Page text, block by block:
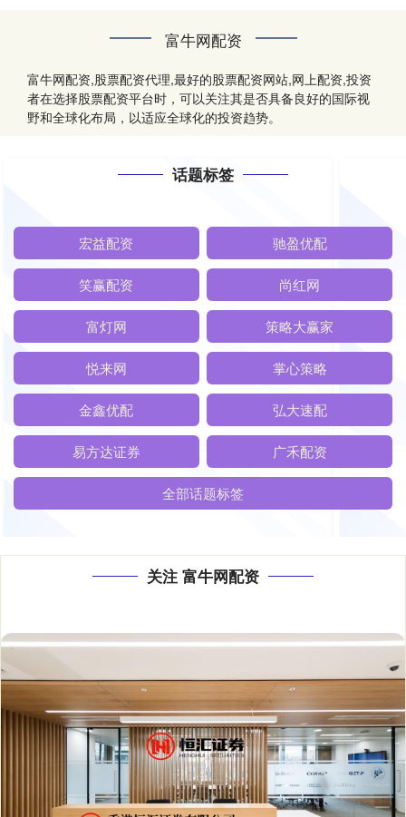
富牛网配资
富牛网配资,股票配资代理,最好的股票配资网站,网上配资,投资
者在选择股票配资平台时，可以关注其是否具备良好的国际视
野和全球化布局，以适应全球化的投资趋势。
话题标签
宏益配资 驰盈优配
笑赢配资 尚红网
富灯网 策略大赢家
悦来网 掌心策略
金鑫优配 弘大速配
易方达证券 广禾配资
全部话题标签
关注 富牛网配资